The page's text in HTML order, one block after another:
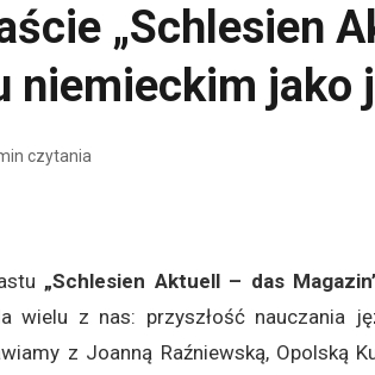
„Schlesien
niemieckim jako
czytania
„Schlesien Aktuell – das
wielu z nas: przyszłość nauczania
z Joanną Raźniewską, Opolską